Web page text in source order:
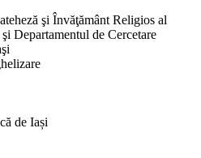
şi Învăţământ Religios al
Departamentul de Cercetare
de Iași